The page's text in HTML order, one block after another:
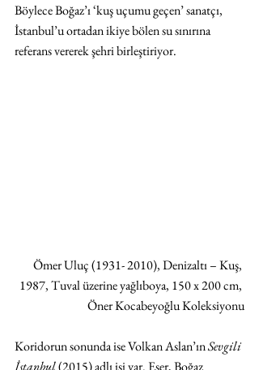
Böylece Boğaz’ı ‘kuş uçumu geçen’ sanatçı,
İstanbul’u ortadan ikiye bölen su sınırına
referans vererek şehri birleştiriyor.
Ömer Uluç (1931- 2010), Denizaltı – Kuş,
1987, Tuval üzerine yağlıboya, 150 x 200 cm,
Öner Kocabeyoğlu Koleksiyonu
Koridorun sonunda ise Volkan Aslan’ın Sevgili
İstanbul (2015) adlı işi var. Eser, Boğaz